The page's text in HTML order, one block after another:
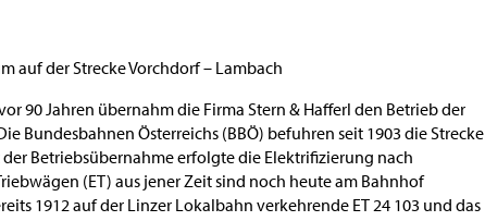
auf der Strecke Vorchdorf – Lambach
90 Jahren übernahm die Firma Stern & Hafferl den Betrieb der
Bundesbahnen Österreichs (BBÖ) befuhren seit 1903 die Strecke
Betriebsübernahme erfolgte die Elektrifizierung nach
(ET) aus jener Zeit sind noch heute am Bahnhof
1912 auf der Linzer Lokalbahn verkehrende ET 24 103 und das